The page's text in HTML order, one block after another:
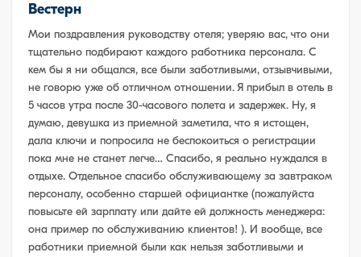
Вестерн
Мои поздравления руководству отеля; уверяю вас, что они
тщательно подбирают каждого работника персонала. С
кем бы я ни общался, все были заботливыми, отзывчивыми,
не говорю уже об отличном отношении. Я прибыл в отель в
5 часов утра после 30-часового полета и задержек. Ну, я
думаю, девушка из приемной заметила, что я истощен,
дала ключи и попросила не беспокоиться о регистрации
пока мне не станет легче… Спасибо, я реально нуждался в
отдыхе. Отдельное спасибо обслуживающему за завтраком
персоналу, особенно старшей официантке (пожалуйста
повысьте ей зарплату или дайте ей должность менеджера:
она пример по обслуживанию клиентов! ). И вообще, все
работники приемной были как нельзя заботливыми и